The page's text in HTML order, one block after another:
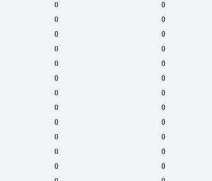
0
0
0
0
0
0
0
0
0
0
0
0
0
0
0
0
0
0
0
0
0
0
0
0